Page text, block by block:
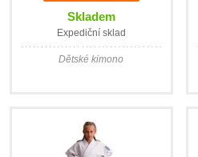
Skladem
Expediční sklad
Dětské kimono